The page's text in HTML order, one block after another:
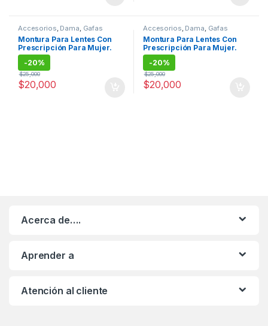
Accesorios, Dama, Gafas
Montura Para Lentes Con
Prescripción Para Mujer.
-20%
$20,000
$25,000
Accesorios, Dama, Gafas
Montura Para Lentes Con
Prescripción Para Mujer.
-20%
$20,000
$25,000
Acerca de….
Aprender a
Atención al cliente